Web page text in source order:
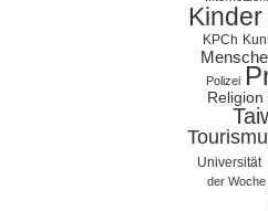
Kinder
KPCh
Polizei
Religion
Universität
der Woche